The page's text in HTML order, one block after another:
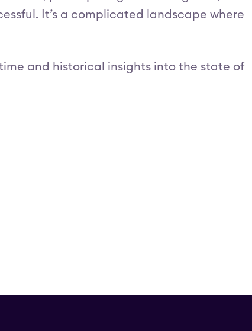
It’s a complicated landscape where
and historical insights into the state of